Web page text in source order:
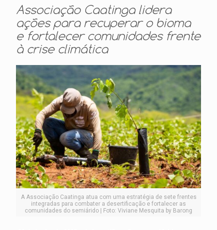
Associação Caatinga lidera
ações para recuperar o bioma
e fortalecer comunidades frente
à crise climática
A Associação Caatinga atua com uma estratégia de sete frentes
integradas para combater a desertificação e fortalecer as
comunidades do semiárido | Foto: Viviane Mesquita by Barong